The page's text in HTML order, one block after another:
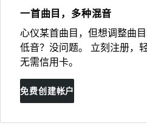
一首曲目，多种混音
心仪某首曲目，但想调整曲
低音？没问题。 立刻注册，
无需信用卡。
免费创建帐户